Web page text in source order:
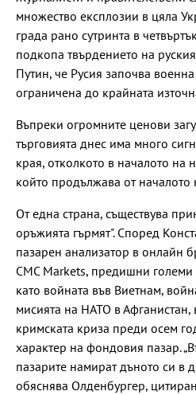
множество експлозии в цяла
града рано сутринта в
подкопа твърдението на
Путин, че Русия започва
ограничена до крайната
Въпреки огромните ценови
търговията днес има много
края, отколкото в началото на
който продължава от началото
От една страна, съществува
оръжията гърмят". Според
пазарен анализатор в онлайн
CMC Markets, предишни
като войната във Виетнам,
мисията на НАТО в Афганистан,
кримската криза преди осем
характер на фондовия пазар.
пазарите намират дъното си в
обяснява Олденбургер,